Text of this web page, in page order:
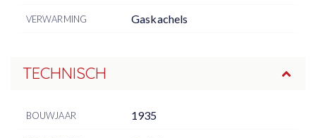
VERWARMING Gaskachels
TECHNISCH
BOUWJAAR 1935